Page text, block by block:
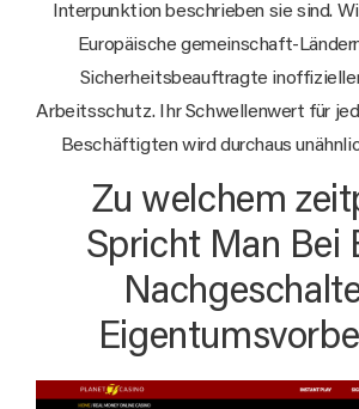
Interpunktion beschrieben sie sind.
Europäische gemeinschaft-
Sicherheitsbeauftragte
Arbeitsschutz. Ihr Schwellenwert für
Beschäftigten wird durchaus
Zu welchem
Spricht Man Bei